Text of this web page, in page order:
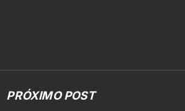
PRÓXIMO POST